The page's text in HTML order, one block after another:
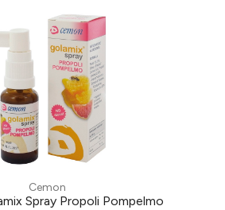
Cemon
Spray Propoli Pompelmo